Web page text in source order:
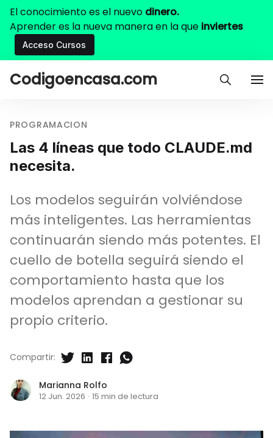
El conocimiento es el nuevo dinero.
Aprender es la nueva manera en la que inviertes
Acceso Cursos
Codigoencasa.com
PROGRAMACION
Las 4 líneas que todo CLAUDE.md
necesita.
Los modelos seguirán volviéndose
más inteligentes. Las herramientas
continuarán siendo más potentes. El
cuello de botella seguirá siendo el
comportamiento hasta que los
modelos aprendan a gestionar su
propio criterio.
Marianna Rolfo
12 Jun. 2026 · 15 min de lectura
Compartir: